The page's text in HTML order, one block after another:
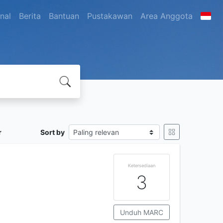
Berita Bantuan Pustakawan Area Anggota
Sort by
Ketersediaan
3
Unduh MARC